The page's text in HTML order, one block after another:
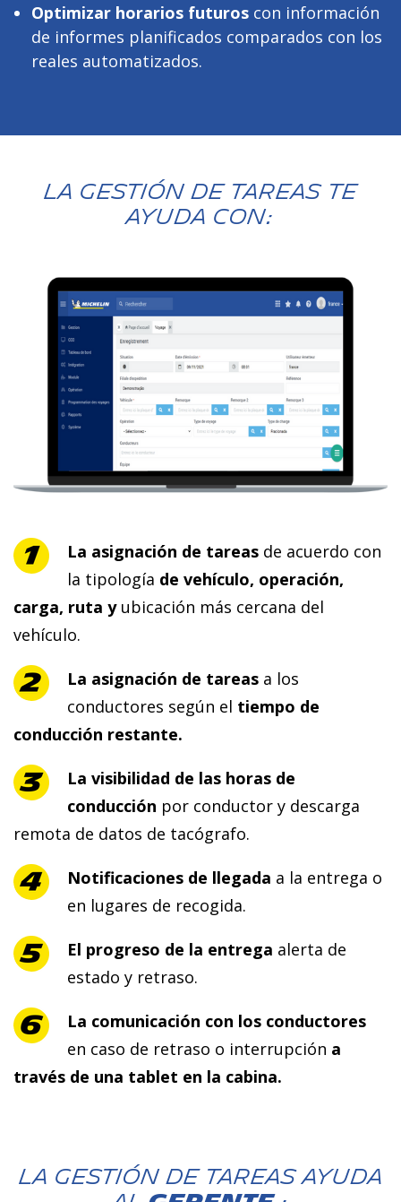
Optimizar horarios futuros con información
de informes planificados comparados con los
reales automatizados.
La gestión de tareas te
ayuda con:
La asignación de tareas de acuerdo con
la tipología de vehículo, operación,
carga, ruta yubicación más cercana del
vehículo.
La asignación de tareas a los
conductores según el tiempo de
conducción restante.
La visibilidad de las horas de
conducción por conductor y descarga
remota de datos de tacógrafo.
Notificaciones de llegada a la entrega o
en lugares de recogida.
El progreso de la entrega alerta de
estado y retraso.
La comunicación con los conductores
en caso de retraso o interrupción a
través de una tablet en la cabina.
La gestión de tareas ayuda